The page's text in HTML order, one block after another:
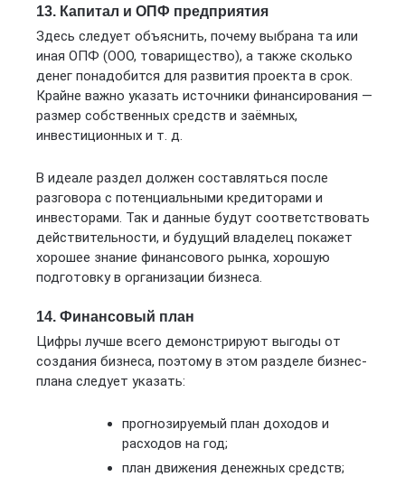
13. Капитал и ОПФ предприятия
Здесь следует объяснить, почему выбрана та или
иная ОПФ (ООО, товарищество), а также сколько
денег понадобится для развития проекта в срок.
Крайне важно указать источники финансирования —
размер собственных средств и заёмных,
инвестиционных и т. д.
В идеале раздел должен составляться после
разговора с потенциальными кредиторами и
инвесторами. Так и данные будут соответствовать
действительности, и будущий владелец покажет
хорошее знание финансового рынка, хорошую
подготовку в организации бизнеса.
14. Финансовый план
Цифры лучше всего демонстрируют выгоды от
создания бизнеса, поэтому в этом разделе бизнес-
плана следует указать:
прогнозируемый план доходов и
расходов на год;
план движения денежных средств;